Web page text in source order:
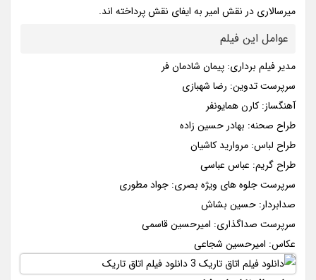
میرسالاری در نقش امیر به ایفای نقش پرداخته اند.
عوامل این فیلم
مدیر فیلم برداری: پیمان شادمان فر
سرپرست تدوین: رضا شهبازی
آهنگساز: کارن همایونفر
طراح صحنه: بهادر حسین زاده
طراح لباس: مروارید کاشیان
طراح گریم: عباس عباسی
سرپرست جلوه های ویژه بصری: جواد مطوری
صدابردار: حسین بشاش
سرپرست صداگذاری: امیرحسین قاسمی
عکاس: امیرحسین شجاعی